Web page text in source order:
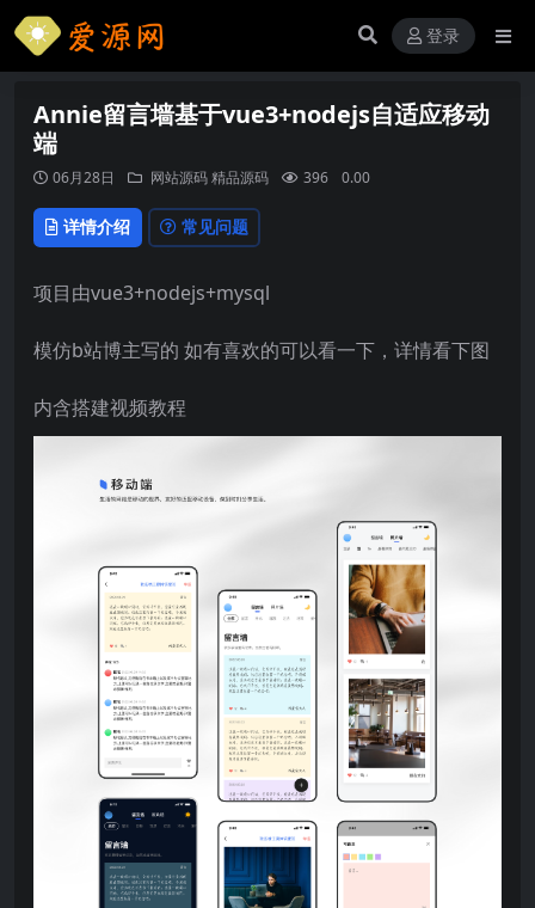
登录
Annie留言墙基于vue3+nodejs自适应移动
端
06月28日 网站源码精品源码 396 0.00
详情介绍 常见问题
项目由vue3+nodejs+mysql
模仿b站博主写的 如有喜欢的可以看一下，详情看下图
内含搭建视频教程